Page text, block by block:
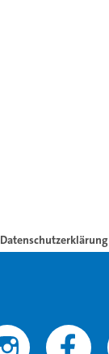
Datenschutzerklärung